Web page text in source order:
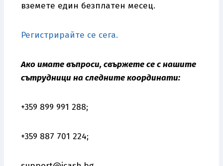
вземете един безплатен месец.
Регистрирайте се сега.
Ако имате въпроси, свържете се с нашите
сътрудници на следните координати:
+359 899 991 288;
+359 887 701 224;